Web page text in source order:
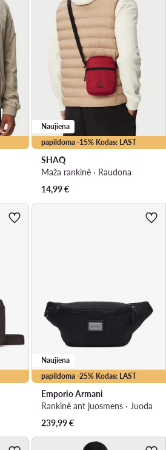
papildoma -15% Kodas: LAST
Naujiena
SHAQ
Maža rankinė · Raudona
14,99€
papildoma -25% Kodas: LAST
Naujiena
Emporio Armani
Rankinė ant juosmens · Juoda
239,99€